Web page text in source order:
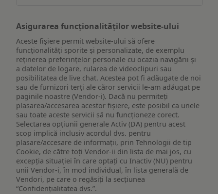
Asigurarea funcționalităților website-ului
Aceste fișiere permit website-ului să ofere
funcționalități sporite și personalizate, de exemplu
reţinerea preferinţelor personale cu ocazia navigării și
a datelor de logare, rularea de videoclipuri sau
posibilitatea de live chat. Acestea pot fi adăugate de noi
sau de furnizori terți ale căror servicii le-am adăugat pe
paginile noastre (Vendor-i). Dacă nu permiteți
plasarea/accesarea acestor fișiere, este posibil ca unele
sau toate aceste servicii să nu funcționeze corect.
Selectarea opțiunii generale Activ (DA) pentru acest
scop implică inclusiv acordul dvs. pentru
plasare/accesare de informații, prin Tehnologii de tip
Cookie, de către toți Vendor-ii din lista de mai jos, cu
excepția situației în care optați cu Inactiv (NU) pentru
unii Vendor-i, în mod individual, în lista generală de
Vendori, pe care o regăsiți la secțiunea
“Confidențialitatea dvs.”.